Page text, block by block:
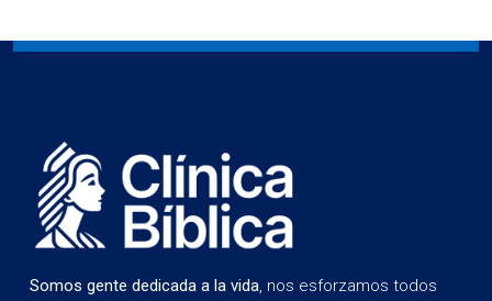
Somos gente dedicada a la vida, nos esforzamos todos